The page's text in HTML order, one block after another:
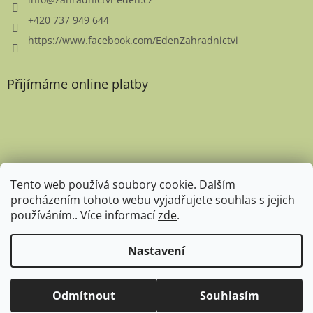
Tento web používá soubory cookie. Dalším
procházením tohoto webu vyjadřujete souhlas s jejich
používáním.. Více informacízde.
Nastavení
Odmítnout Souhlasím
Expedice rostlin pro rok 2026 zahájena. Aktuální doba expedice je
+420 737 949 644
https://www.facebook.com/EdenZahradnictvi
Přijímáme online platby
Favicon
Copyright 2026Zahradnictví Eden. Všechna práva